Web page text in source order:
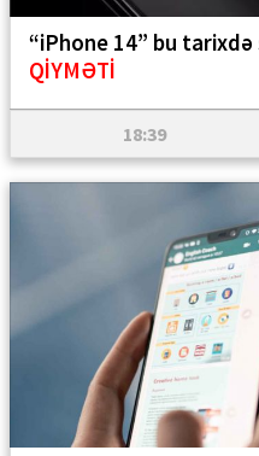
“iPhone 14” bu tarixdə
QİYMƏTİ
18:39